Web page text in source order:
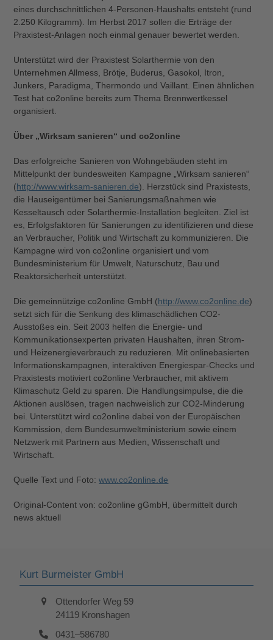
eines durchschnittlichen 4-Personen-Haushalts entsteht (rund
2.250 Kilogramm). Im Herbst 2017 sollen die Erträge der
Praxistest-Anlagen noch einmal genauer bewertet werden.
Unterstützt wird der Praxistest Solarthermie von den
Unternehmen Allmess, Brötje, Buderus, Gasokol, Itron,
Junkers, Paradigma, Thermondo und Vaillant. Einen ähnlichen
Test hat co2online bereits zum Thema Brennwertkessel
organisiert.
Über „Wirksam sanieren“ und co2online
Das erfolgreiche Sanieren von Wohngebäuden steht im
Mittelpunkt der bundesweiten Kampagne „Wirksam sanieren“
(http://www.wirksam-sanieren.de). Herzstück sind Praxistests,
die Hauseigentümer bei Sanierungsmaßnahmen wie
Kesseltausch oder Solarthermie-Installation begleiten. Ziel ist
es, Erfolgsfaktoren für Sanierungen zu identifizieren und diese
an Verbraucher, Politik und Wirtschaft zu kommunizieren. Die
Kampagne wird von co2online organisiert und vom
Bundesministerium für Umwelt, Naturschutz, Bau und
Reaktorsicherheit unterstützt.
Die gemeinnützige co2online GmbH (http://www.co2online.de)
setzt sich für die Senkung des klimaschädlichen CO2-
Ausstoßes ein. Seit 2003 helfen die Energie- und
Kommunikationsexperten privaten Haushalten, ihren Strom-
und Heizenergieverbrauch zu reduzieren. Mit onlinebasierten
Informationskampagnen, interaktiven Energiespar-Checks und
Praxistests motiviert co2online Verbraucher, mit aktivem
Klimaschutz Geld zu sparen. Die Handlungsimpulse, die die
Aktionen auslösen, tragen nachweislich zur CO2-Minderung
bei. Unterstützt wird co2online dabei von der Europäischen
Kommission, dem Bundesumweltministerium sowie einem
Netzwerk mit Partnern aus Medien, Wissenschaft und
Wirtschaft.
Quelle Text und Foto:www.co2online.de
Original-Content von: co2online gGmbH, übermittelt durch
news aktuell
Kurt Burmeister GmbH
Ottendorfer Weg 59
24119 Kronshagen
0431–586780